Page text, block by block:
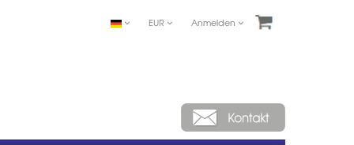
EUR Anmelden